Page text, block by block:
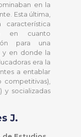
en la
Esta última,
en cuanto
para una
y en donde la
era la
a entablar
y socializadas
J.